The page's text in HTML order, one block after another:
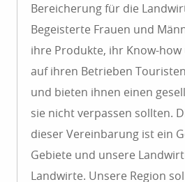
Bereicherung für die
Begeisterte Frauen und
ihre Produkte, ihr Know-
auf ihren Betrieben
und bieten ihnen einen
sie nicht verpassen sollten.
dieser Vereinbarung ist ein
Gebiete und unsere
Landwirte. Unsere Region